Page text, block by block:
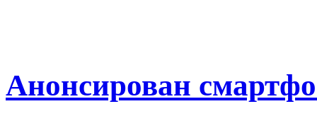
Анонсирован